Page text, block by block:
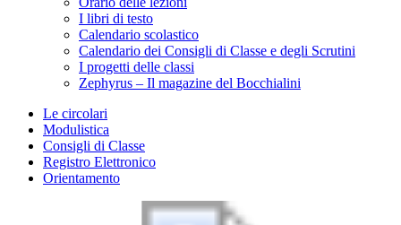
I libri di testo
Calendario scolastico
Calendario dei Consigli di Classe e degli Scrutini
I progetti delle classi
Zephyrus – Il magazine del Bocchialini
Le circolari
Modulistica
Consigli di Classe
Registro Elettronico
Orientamento